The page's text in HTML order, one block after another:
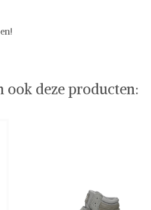
ook deze producten: